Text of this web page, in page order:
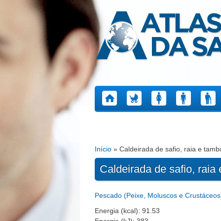
Atlas da Saúde
Está aqui
Início » Caldeirada de safio, raia e
Caldeirada de safio, raia
Pescado (Peixe, Moluscos e
Energia (kcal): 91.53